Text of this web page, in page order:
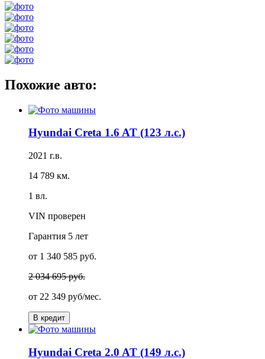
Похожие авто:
Hyundai Creta 1.6 AT (123 л.с.)
2021 г.в.
14 789 км.
1 вл.
VIN проверен
Гарантия 5 лет
от 1 340 585 руб.
2 034 695 руб.
от 22 349 руб/мес.
В кредит
Hyundai Creta 2.0 AT (149 л.с.)